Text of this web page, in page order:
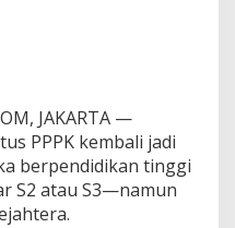
JAKARTA —
PPPK kembali jadi
berpendidikan tinggi
S2 atau S3—namun